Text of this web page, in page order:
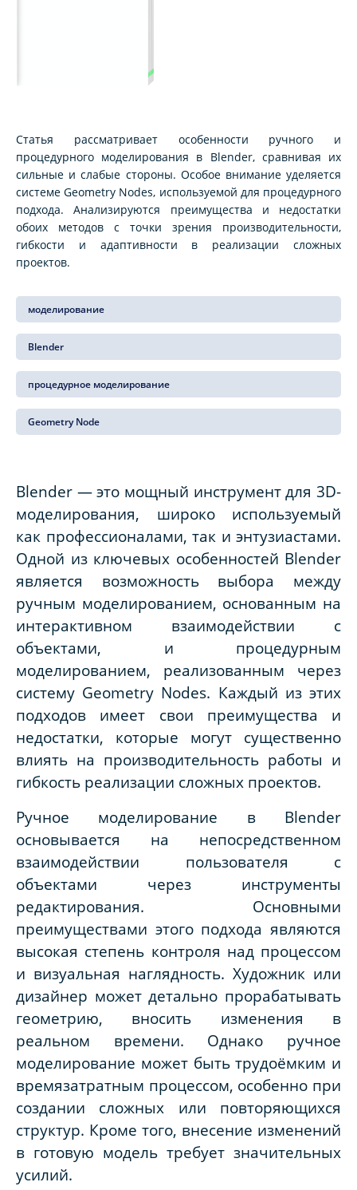
Статья рассматривает особенности ручного и
процедурного моделирования в Blender, сравнивая их
сильные и слабые стороны. Особое внимание уделяется
системе Geometry Nodes, используемой для процедурного
подхода. Анализируются преимущества и недостатки
обоих методов с точки зрения производительности,
гибкости и адаптивности в реализации сложных
проектов.
моделирование
Blender
процедурное моделирование
Geometry Node
Blender — это мощный инструмент для 3D-
моделирования, широко используемый
как профессионалами, так и энтузиастами.
Одной из ключевых особенностей Blender
является возможность выбора между
ручным моделированием, основанным на
интерактивном взаимодействии с
объектами, и процедурным
моделированием, реализованным через
систему Geometry Nodes. Каждый из этих
подходов имеет свои преимущества и
недостатки, которые могут существенно
влиять на производительность работы и
гибкость реализации сложных проектов.
Ручное моделирование в Blender
основывается на непосредственном
взаимодействии пользователя с
объектами через инструменты
редактирования. Основными
преимуществами этого подхода являются
высокая степень контроля над процессом
и визуальная наглядность. Художник или
дизайнер может детально прорабатывать
геометрию, вносить изменения в
реальном времени. Однако ручное
моделирование может быть трудоёмким и
времязатратным процессом, особенно при
создании сложных или повторяющихся
структур. Кроме того, внесение изменений
в готовую модель требует значительных
усилий.